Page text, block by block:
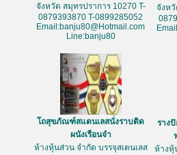
จังหวัด สมุทรปราการ 10270 T-
0879393870 T-0899285052
Email:banju80@Hotmail.com
Line:banju80
จังห
โถสุขภัณฑ์สแตนเลสนั่งราบติด
ผนังเรือนจำ
ห้างหุ้นส่วน จำกัด บรรจุสเตนเลส
ราง
ห้างหุ้